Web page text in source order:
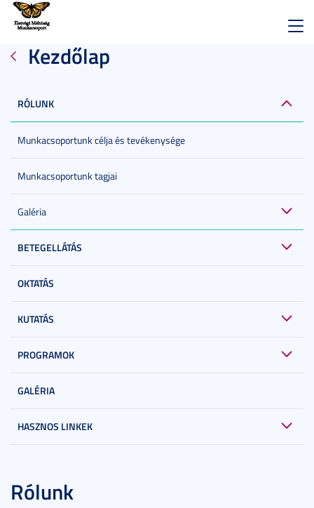
Kezdőlap
RÓLUNK
Munkacsoportunk célja és tevékenysége
Munkacsoportunk tagjai
Galéria
BETEGELLÁTÁS
OKTATÁS
KUTATÁS
PROGRAMOK
GALÉRIA
HASZNOS LINKEK
Rólunk